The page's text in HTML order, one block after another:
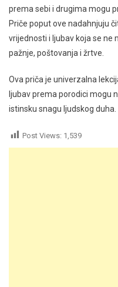
prema sebi i drugima mogu
Priče poput ove nadahnjuju
vrijednosti i ljubav koja se ne
pažnje, poštovanja i žrtve.
Ova priča je univerzalna
ljubav prema porodici mogu
istinsku snagu ljudskog duha.
Post Views: 1,539